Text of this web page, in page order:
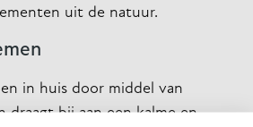
uit de natuur.
in huis door middel van
draagt bij aan een kalme en